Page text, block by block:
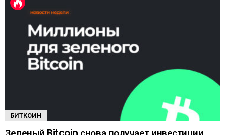
БИТКОИН